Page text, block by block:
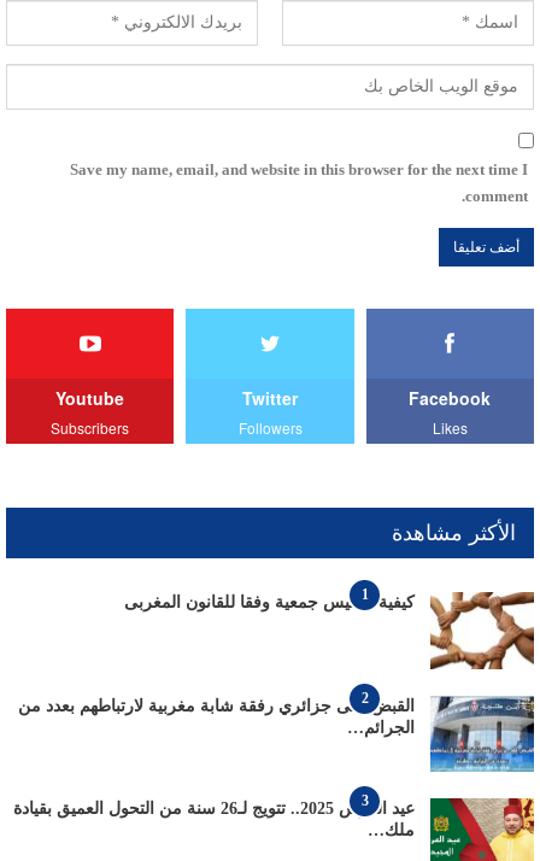
Save my name, email, and website in this browser for the next time I
comment.
Facebook
Likes
Twitter
Followers
Youtube
Subscribers
الأكثر مشاهدة
1
كيفية تأسيس جمعية وفقا للقانون المغربى
2
القبض على جزائري رفقة شابة مغربية لارتباطهم بعدد من
الجرائم…
3
عيد العرش 2025.. تتويج لـ26 سنة من التحول العميق بقيادة
ملك…